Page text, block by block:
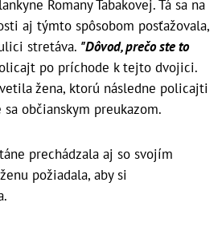
Romany Tabakovej. Tá sa na
aj týmto spôsobom posťažovala,
stretáva. "Dôvod, prečo ste to
po príchode k tejto dvojici.
žena, ktorú následne policajti
občianskym preukazom.
prechádzala aj so svojím
požiadala, aby si